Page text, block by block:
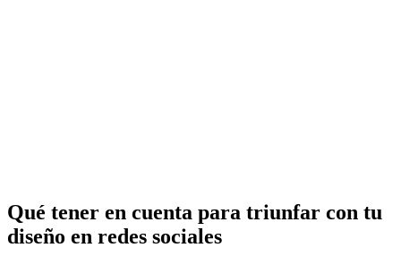
Qué tener en cuenta para triunfar con tu
diseño en redes sociales